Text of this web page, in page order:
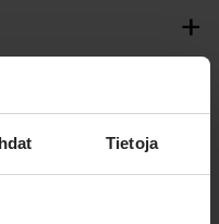
Tietoja
+
+
+